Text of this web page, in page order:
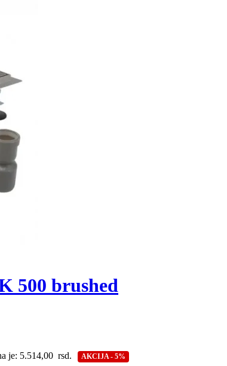
500 brushed
je: 5.514,00 rsd. AKCIJA - 5%